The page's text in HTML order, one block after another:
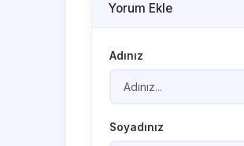
Yorum Ekle
Adınız
Soyadınız